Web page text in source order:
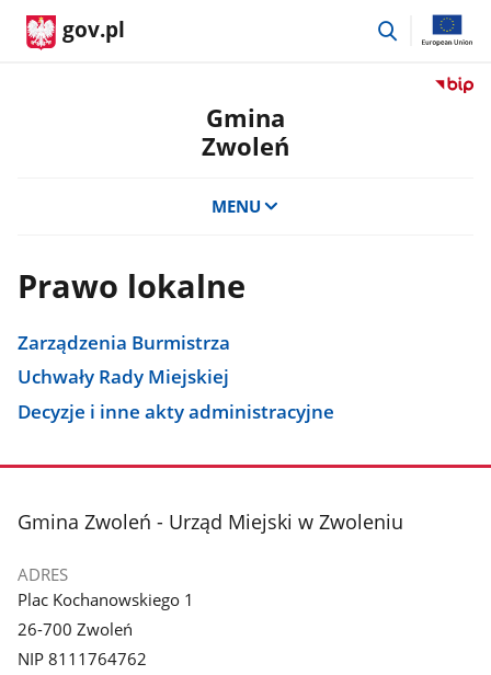
gov.pl
przejdź
Przejdź
Gmina
Zwoleń
MENU
Prawo lokalne
Zarządzenia Burmistrza
Uchwały Rady Miejskiej
Decyzje i inne akty administracyjne
stopka
Gmina Zwoleń - Urząd Miejski w Zwoleniu
ADRES
Plac Kochanowskiego 1
26-700 Zwoleń
NIP 8111764762